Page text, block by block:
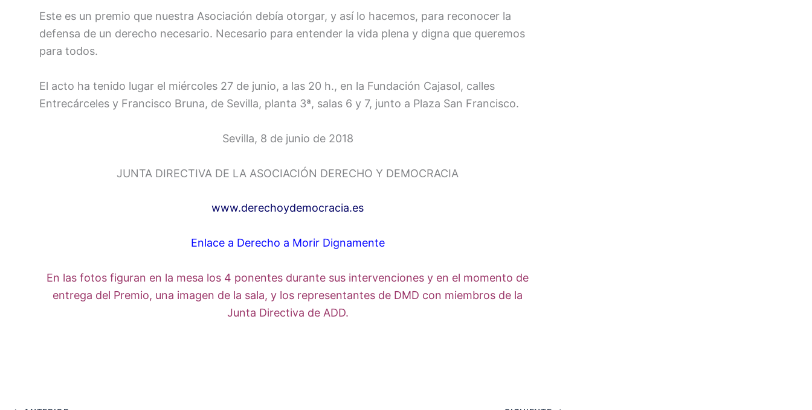
Este es un premio que nuestra Asociación debía otorgar, y así lo hacemos, para reconocer la
defensa de un derecho necesario. Necesario para entender la vida plena y digna que queremos
para todos.
El acto ha tenido lugar el miércoles 27 de junio, a las 20 h., en la Fundación Cajasol, calles
Entrecárceles y Francisco Bruna, de Sevilla, planta 3ª, salas 6 y 7, junto a Plaza San Francisco.
Sevilla, 8 de junio de 2018
JUNTA DIRECTIVA DE LA ASOCIACIÓN DERECHO Y DEMOCRACIA
www.derechoydemocracia.es
Enlace a Derecho a Morir Dignamente
En las fotos figuran en la mesa los 4 ponentes durante sus intervenciones y en el momento de
entrega del Premio, una imagen de la sala, y los representantes de DMD con miembros de la
Junta Directiva de ADD.